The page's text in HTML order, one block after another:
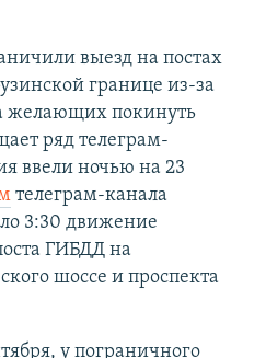
выезд на постах
границе из-за
желающих покинуть
ряд телеграм-
ввели ночью на 23
телеграм-канала
3:30 движение
ГИБДД на
шоссе и проспекта
у пограничного